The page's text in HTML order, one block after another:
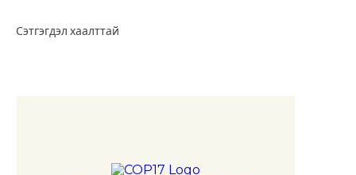
Сэтгэгдэл хаалттай